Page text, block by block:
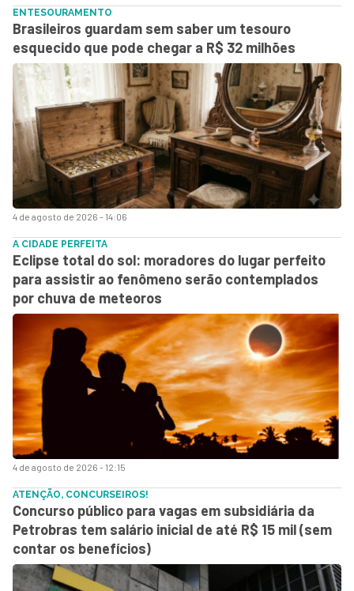
4 de agosto de 2026 - 14:06
ENTESOURAMENTO
Brasileiros guardam sem saber um tesouro
esquecido que pode chegar a R$ 32 milhões
4 de agosto de 2026 - 12:15
A CIDADE PERFEITA
Eclipse total do sol: moradores do lugar perfeito
para assistir ao fenômeno serão contemplados
por chuva de meteoros
ATENÇÃO, CONCURSEIROS!
Concurso público para vagas em subsidiária da
Petrobras tem salário inicial de até R$ 15 mil (sem
contar os benefícios)